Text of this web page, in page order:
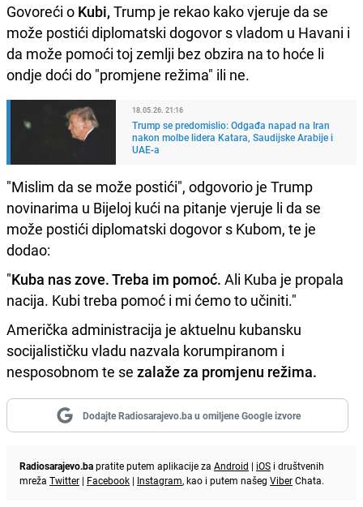
Govoreći o Kubi, Trump je rekao kako vjeruje da se
može postići diplomatski dogovor s vladom u Havani i
da može pomoći toj zemlji bez obzira na to hoće li
ondje doći do "promjene režima" ili ne.
18.05.26. 21:16
Trump se predomislio: Odgađa napad na Iran
nakon molbe lidera Katara, Saudijske Arabije i
UAE-a
"Mislim da se može postići", odgovorio je Trump
novinarima u Bijeloj kući na pitanje vjeruje li da se
može postići diplomatski dogovor s Kubom, te je
dodao:
"Kuba nas zove. Treba im pomoć. Ali Kuba je propala
nacija. Kubi treba pomoć i mi ćemo to učiniti."
Američka administracija je aktuelnu kubansku
socijalističku vladu nazvala korumpiranom i
nesposobnom te se zalaže za promjenu režima.
Dodajte Radiosarajevo.ba u omiljene Google izvore
Radiosarajevo.bapratite putem aplikacije za Android | iOS i društvenih
mreža Twitter | Facebook | Instagram, kao i putem našeg ViberChata.